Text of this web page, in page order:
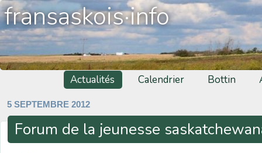
fransaskois·info
Actualités Calendrier Bottin
5 SEPTEMBRE 2012
Forum de la jeunesse